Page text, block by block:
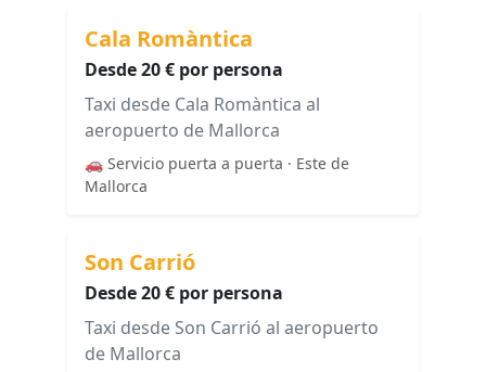
Cala Romàntica
Desde 20 € por persona
Taxi desde Cala Romàntica al
aeropuerto de Mallorca
🚗 Servicio puerta a puerta · Este de
Mallorca
Son Carrió
Desde 20 € por persona
Taxi desde Son Carrió al aeropuerto
de Mallorca